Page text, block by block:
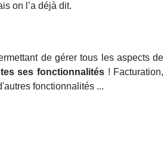
on l’a déjà dit.
de gérer tous les aspects de
ses fonctionnalités ! Facturation,
fonctionnalités ...